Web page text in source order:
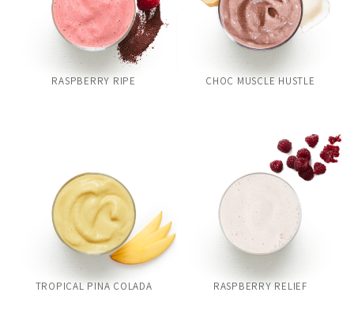
RASPBERRY RIPE CHOC MUSCLE HUSTLE
TROPICAL PINA COLADA RASPBERRY RELIEF